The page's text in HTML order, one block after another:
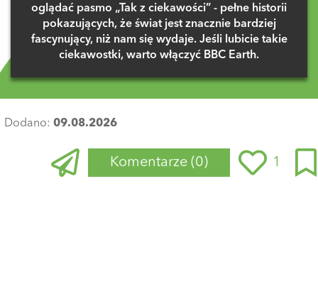
oglądać pasmo „Tak z ciekawości” - pełne historii
pokazujących, że świat jest znacznie bardziej
fascynujący, niż nam się wydaje. Jeśli lubicie takie
ciekawostki, warto włączyć BBC Earth.
Dodano: 09.08.2026
Komentarze (0) 1